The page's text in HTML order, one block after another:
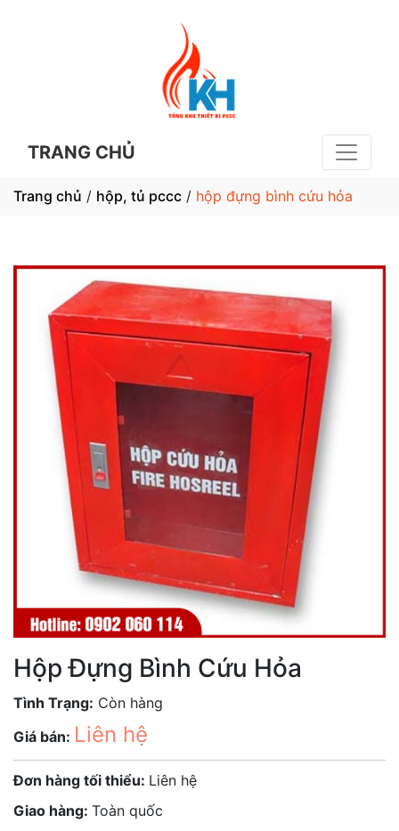
TRANG CHỦ
Trang chủ / hộp, tủ pccc / hộp đựng bình cứu hỏa
Hộp Đựng Bình Cứu Hỏa
Tình Trạng: Còn hàng
Giá bán: Liên hệ
Đơn hàng tối thiểu: Liên hệ
Giao hàng: Toàn quốc